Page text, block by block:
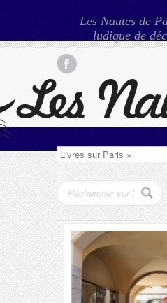
Les Nautes de
ludique de